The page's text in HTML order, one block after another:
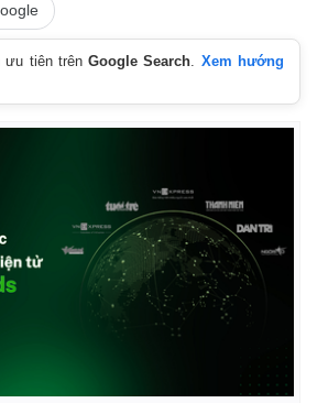
Thị trường
Giá vàng
Chứng khoán
ưu tiên trênGoogle Search. Xem hướng